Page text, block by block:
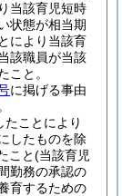
当該育児短時
状態が相当期
により当該育
該職員が当該
こと。
に掲げる事由
ことにより
したものを除
こと(当該育児
勤務の承認の
育するための